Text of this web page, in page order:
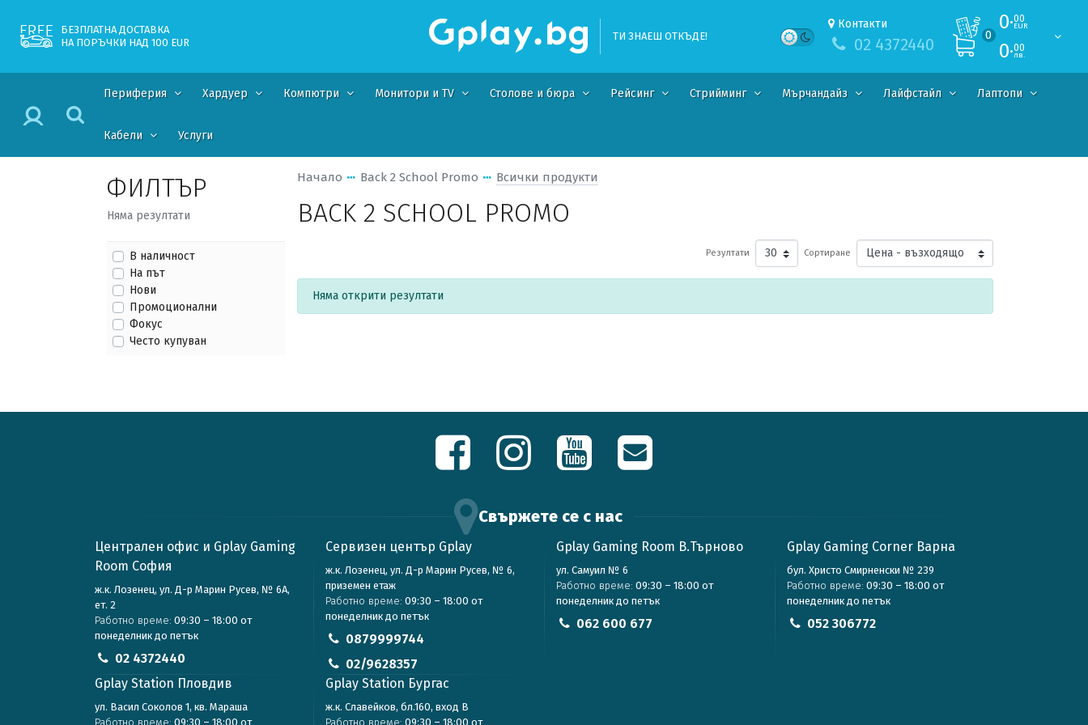
БЕЗПЛАТНА ДОСТАВКА
НА ПОРЪЧКИ НАД 100 EUR
ТИ ЗНАЕШ ОТКЪДЕ!
Контакти
02 4372440 0
0·00
EUR
0·00
лв.
Периферия Хардуер Компютри Монитори и TV Столове и бюра Рейсинг Стрийминг Мърчандайз Лайфстайл Лаптопи
Кабели Услуги
ФИЛТЪР
Няма резултати
В наличност
На път
Нови
Промоционални
Фокус
Често купуван
Начало Back 2 School Promo Всички продукти
BACK 2 SCHOOL PROMO
Резултати Сортиране
Няма открити резултати
Свържете се с нас
Централен офис и Gplay Gaming
Room София
ж.к. Лозенец, ул. Д-р Марин Русев, № 6А,
ет. 2
Работно време: 09:30 – 18:00 от
понеделник до петък
02 4372440
Сервизен център Gplay
ж.к. Лозенец, ул. Д-р Марин Русев, № 6,
приземен етаж
Работно време: 09:30 – 18:00 от
понеделник до петък
0879999744
02/9628357
Gplay Gaming Room В.Търново
ул. Самуил № 6
Работно време: 09:30 – 18:00 от
понеделник до петък
062 600 677
Gplay Gaming Corner Варна
бул. Христо Смирненски № 239
Работно време: 09:30 – 18:00 от
понеделник до петък
052 306772
Gplay Station Пловдив
ул. Васил Соколов 1, кв. Мараша
Работно време: 09:30 – 18:00 от
Gplay Station Бургас
ж.к. Славейков, бл.160, вход В
Работно време: 09:30 – 18:00 от